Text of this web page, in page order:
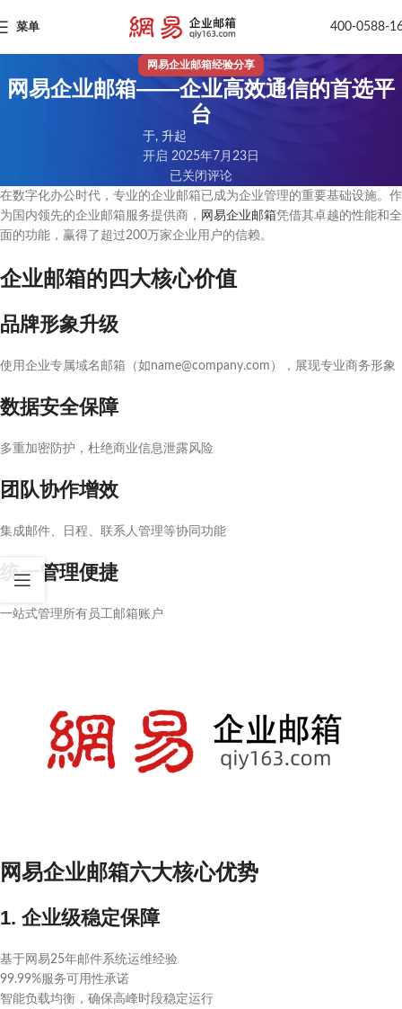
菜单 400-0588-
网易企业邮箱经验分享
网易企业邮箱——企业高效通信的首选平
台
于, 升起
开启 2025年7月23日
已关闭评论
在数字化办公时代，专业的企业邮箱已成为企业管理的重要基础设施。作
为国内领先的企业邮箱服务提供商， 网易企业邮箱凭借其卓越的性能和全
面的功能，赢得了超过200万家企业用户的信赖。
企业邮箱的四大核心价值
品牌形象升级
使用企业专属域名邮箱（如name@company.com），展现专业商务形象
数据安全保障
多重加密防护，杜绝商业信息泄露风险
团队协作增效
集成邮件、日程、联系人管理等协同功能
统一管理便捷
一站式管理所有员工邮箱账户
网易企业邮箱六大核心优势
1. 企业级稳定保障
基于网易25年邮件系统运维经验
99.99%服务可用性承诺
智能负载均衡，确保高峰时段稳定运行